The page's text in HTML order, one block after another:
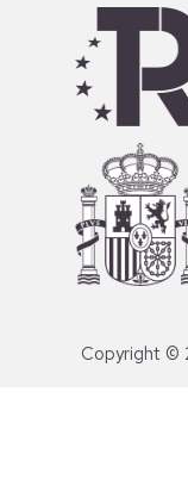
Copyright ©